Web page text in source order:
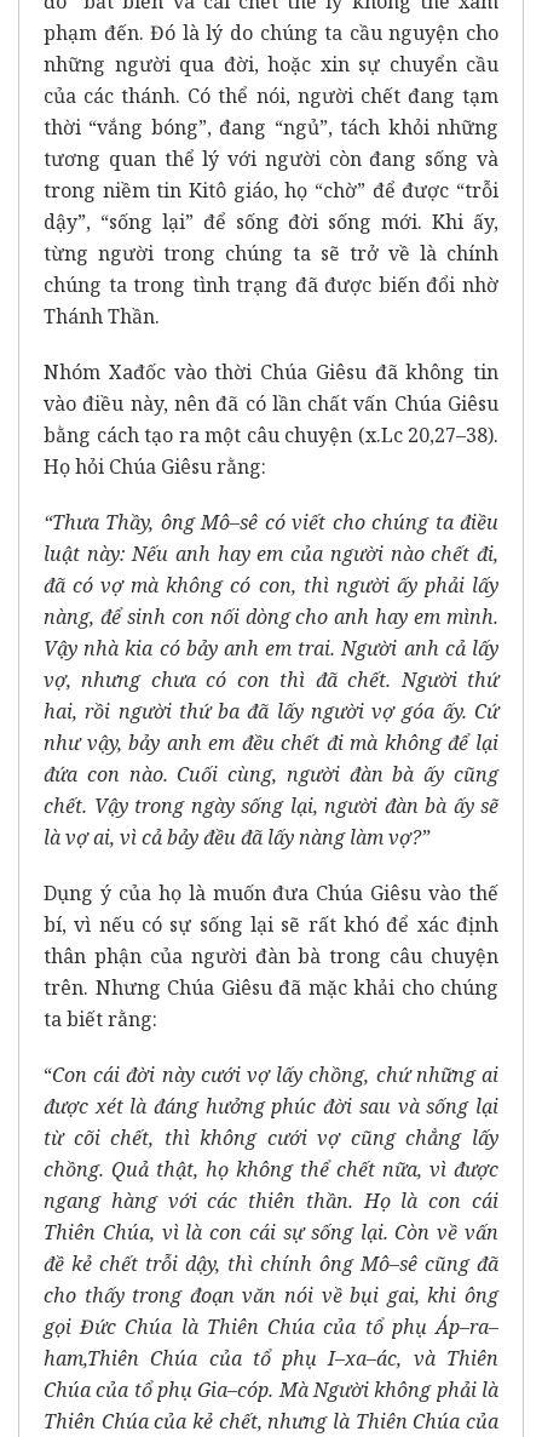
phạm đến. Đó là lý do chúng ta cầu nguyện cho
những người qua đời, hoặc xin sự chuyển cầu
của các thánh. Có thể nói, người chết đang tạm
thời “vắng bóng”, đang “ngủ”, tách khỏi những
tương quan thể lý với người còn đang sống và
trong niềm tin Kitô giáo, họ “chờ” để được “trỗi
dậy”, “sống lại” để sống đời sống mới. Khi ấy,
từng người trong chúng ta sẽ trở về là chính
chúng ta trong tình trạng đã được biến đổi nhờ
Thánh Thần.
Nhóm Xađốc vào thời Chúa Giêsu đã không tin
vào điều này, nên đã có lần chất vấn Chúa Giêsu
bằng cách tạo ra một câu chuyện (x.Lc 20,27–38).
Họ hỏi Chúa Giêsu rằng:
“Thưa Thầy, ông Mô–sê có viết cho chúng ta điều
luật này: Nếu anh hay em của người nào chết đi,
đã có vợ mà không có con, thì người ấy phải lấy
nàng, để sinh con nối dòng cho anh hay em mình.
Vậy nhà kia có bảy anh em trai. Người anh cả lấy
vợ, nhưng chưa có con thì đã chết. Người thứ
hai, rồi người thứ ba đã lấy người vợ góa ấy. Cứ
như vậy, bảy anh em đều chết đi mà không để lại
đứa con nào. Cuối cùng, người đàn bà ấy cũng
chết. Vậy trong ngày sống lại, người đàn bà ấy sẽ
là vợ ai, vì cả bảy đều đã lấy nàng làm vợ?”
Dụng ý của họ là muốn đưa Chúa Giêsu vào thế
bí, vì nếu có sự sống lại sẽ rất khó để xác định
thân phận của người đàn bà trong câu chuyện
trên. Nhưng Chúa Giêsu đã mặc khải cho chúng
ta biết rằng:
“Con cái đời này cưới vợ lấy chồng, chứ những ai
được xét là đáng hưởng phúc đời sau và sống lại
từ cõi chết, thì không cưới vợ cũng chẳng lấy
chồng. Quả thật, họ không thể chết nữa, vì được
ngang hàng với các thiên thần. Họ là con cái
Thiên Chúa, vì là con cái sự sống lại. Còn về vấn
đề kẻ chết trỗi dậy, thì chính ông Mô–sê cũng đã
cho thấy trong đoạn văn nói về bụi gai, khi ông
gọi Đức Chúa là Thiên Chúa của tổ phụ Áp–ra–
ham,Thiên Chúa của tổ phụ I–xa–ác, và Thiên
Chúa của tổ phụ Gia–cóp. Mà Người không phải là
Thiên Chúa của kẻ chết, nhưng là Thiên Chúa của